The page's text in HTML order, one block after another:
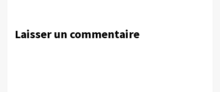
Laisser un commentaire